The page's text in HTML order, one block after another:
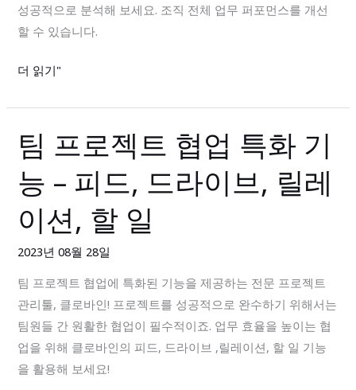
성공적으로 분석해 보세요. 조직 전체 업무 퍼포먼스를 개선
할 수 있습니다.
능
–
시
파
일
컴
어,
예
관
리,
포
트
폴
더 읽기"
팀 프로젝트 협업 특화 기
능 – 피드, 드라이브, 릴레
이션, 할 일
2023년 08월 28일
팀 프로젝트 협업에 특화된 기능을 제공하는 전문 프로젝트
관리툴, 클로바인! 프로젝트를 성공적으로 완수하기 위해서는
팀원들 간 원활한 협업이 필수적이죠. 업무 효율을 높이는 협
업을 위해 클로바인의 피드, 드라이브 ,릴레이션, 할 일 기능
을 활용해 보세요!
팀
프
로
젝
트
특
화
기
능
–